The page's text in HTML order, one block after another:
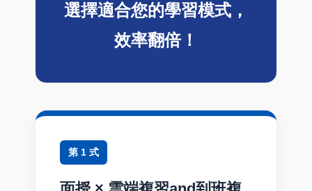
選擇適合您的學習模式，
效率翻倍！
第 1 式